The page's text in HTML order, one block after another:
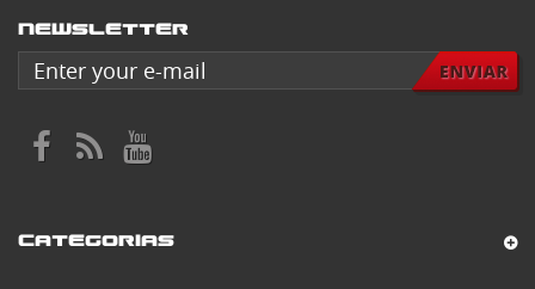
Newsletter
Categorias